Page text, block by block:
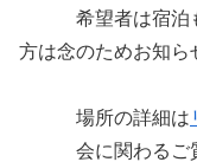
希望者は宿泊も
方は念のためお知ら
場所の詳細は
会に関わるご質